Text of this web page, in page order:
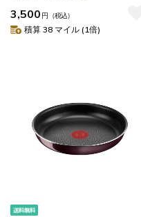
3,500 円 （税込）
積算 38 マイル (1倍)